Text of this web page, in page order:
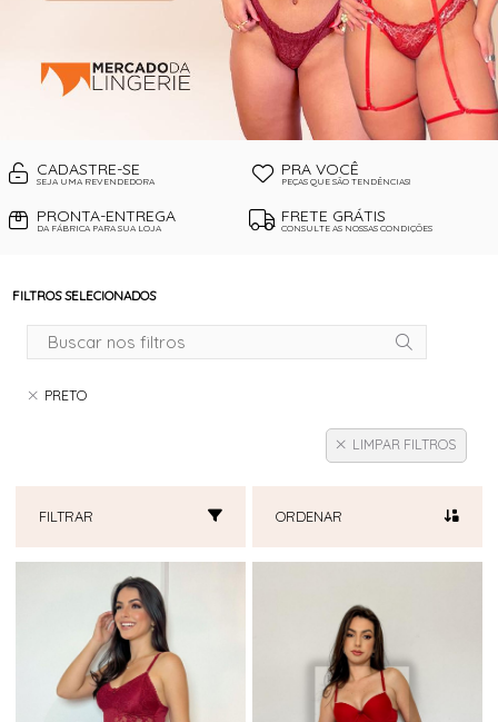
CADASTRE-SE
SEJA UMA REVENDEDORA
PRA VOCÊ
PEÇAS QUE SÃO TENDÊNCIAS!
PRONTA-ENTREGA
DA FÁBRICA PARA SUA LOJA
FRETE GRÁTIS
CONSULTE AS NOSSAS CONDIÇÕES
FILTROS SELECIONADOS
PRETO
LIMPAR FILTROS
FILTRAR ORDENAR